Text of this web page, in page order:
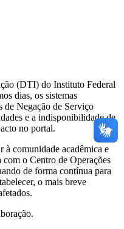
(DTI) do Instituto Federal
dias, os sistemas
de Negação de Serviço
e a indisponibilidade de
no portal.
à comunidade acadêmica e
o Centro de Operações
de forma contínua para
o mais breve